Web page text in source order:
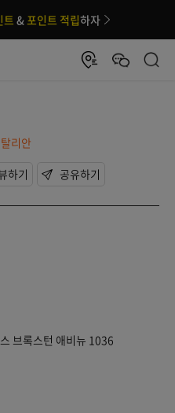
트 &포인트 적립하자
리안
하기 공유하기
브록스턴 애비뉴 1036